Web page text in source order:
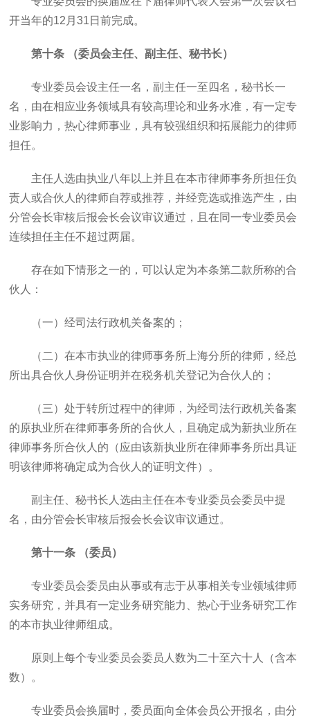
开当年的12月31日前完成。
第十条 （委员会主任、副主任、秘书长）
专业委员会设主任一名，副主任一至四名，秘书长一
名，由在相应业务领域具有较高理论和业务水准，有一定专
业影响力，热心律师事业，具有较强组织和拓展能力的律师
担任。
主任人选由执业八年以上并且在本市律师事务所担任负
责人或合伙人的律师自荐或推荐，并经竞选或推选产生，由
分管会长审核后报会长会议审议通过，且在同一专业委员会
连续担任主任不超过两届。
存在如下情形之一的，可以认定为本条第二款所称的合
伙人：
（一）经司法行政机关备案的；
（二）在本市执业的律师事务所上海分所的律师，经总
所出具合伙人身份证明并在税务机关登记为合伙人的；
（三）处于转所过程中的律师，为经司法行政机关备案
的原执业所在律师事务所的合伙人，且确定成为新执业所在
律师事务所合伙人的（应由该新执业所在律师事务所出具证
明该律师将确定成为合伙人的证明文件）。
副主任、秘书长人选由主任在本专业委员会委员中提
名，由分管会长审核后报会长会议审议通过。
第十一条 （委员）
专业委员会委员由从事或有志于从事相关专业领域律师
实务研究，并具有一定业务研究能力、热心于业务研究工作
的本市执业律师组成。
原则上每个专业委员会委员人数为二十至六十人（含本
数）。
专业委员会换届时，委员面向全体会员公开报名，由分